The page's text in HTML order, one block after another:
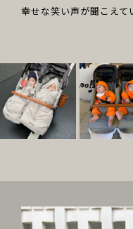
幸せな笑い声が聞こえて